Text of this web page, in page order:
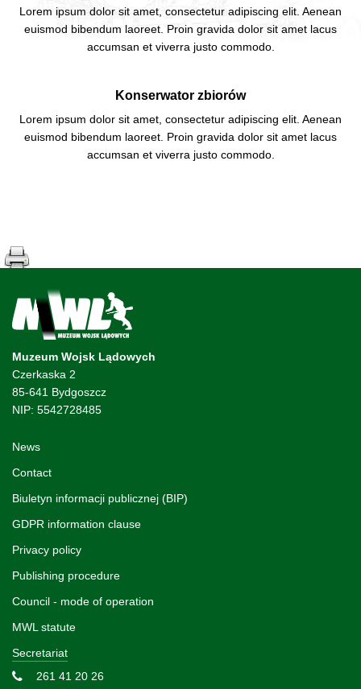
Lorem ipsum dolor sit amet, consectetur adipiscing elit. Aenean
euismod bibendum laoreet. Proin gravida dolor sit amet lacus
accumsan et viverra justo commodo.
Konserwator zbiorów
Lorem ipsum dolor sit amet, consectetur adipiscing elit. Aenean
euismod bibendum laoreet. Proin gravida dolor sit amet lacus
accumsan et viverra justo commodo.
Muzeum Wojsk Lądowych
Czerkaska 2
85-641 Bydgoszcz
NIP: 5542728485
News
Contact
Biuletyn informacji publicznej (BIP)
GDPR information clause
Privacy policy
Publishing procedure
Council - mode of operation
MWL statute
Secretariat
261 41 20 26